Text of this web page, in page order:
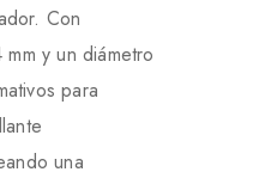
Con
y un diámetro
para
una